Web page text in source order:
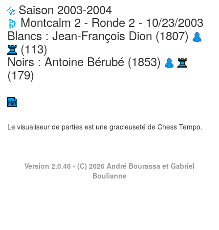
Saison 2003-2004
Montcalm 2 - Ronde 2 - 10/23/2003
Blancs : Jean-François Dion (1807)
(113)
Noirs : Antoine Bérubé (1853)
(179)
Le visualiseur de parties est une gracieuseté de Chess Tempo.
Version 2.0.46 - (C) 2026 André Bourassa et Gabriel
Boulianne